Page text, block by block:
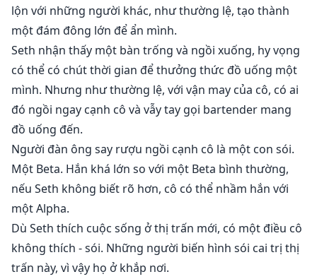
bước. Những người đàn ông muốn chiếm hữu cô, và
không ai sẽ dừng lại cho đến khi người phụ nữ là của
anh ta hoặc của họ.
Cảnh báo: Đây là một cuốn sách harem ngược chứa
RẤT NHIỀU nội dung trưởng thành và các chủ đề nhạy
cảm. (Kinks/ BDSM/ ngôn ngữ mạnh, v.v.) Khuyến cáo
mạnh mẽ chỉ dành cho độc giả trưởng thành. !!! 18+ !!!
lộn với những người khác, như thường lệ, tạo thành
một đám đông lớn để ẩn mình.
Seth nhận thấy một bàn trống và ngồi xuống, hy vọng
có thể có chút thời gian để thưởng thức đồ uống một
mình. Nhưng như thường lệ, với vận may của cô, có ai
đó ngồi ngay cạnh cô và vẫy tay gọi bartender mang
đồ uống đến.
Người đàn ông say rượu ngồi cạnh cô là một con sói.
Một Beta. Hắn khá lớn so với một Beta bình thường,
nếu Seth không biết rõ hơn, cô có thể nhầm hắn với
một Alpha.
Dù Seth thích cuộc sống ở thị trấn mới, có một điều cô
không thích - sói. Những người biến hình sói cai trị thị
trấn này, vì vậy họ ở khắp nơi.